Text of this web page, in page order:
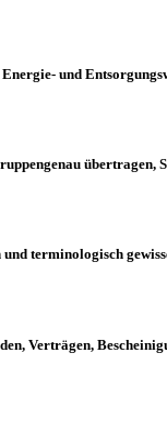
und
übertragen,
terminologisch
Verträgen,